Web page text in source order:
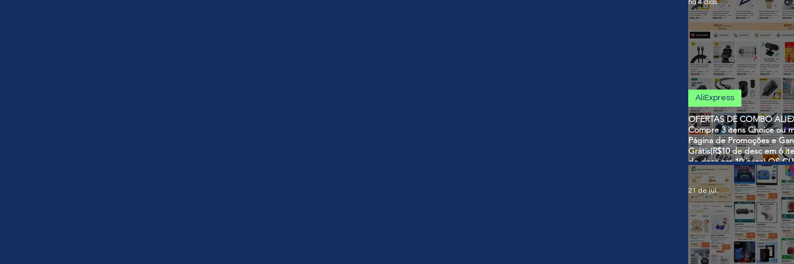
OFERTAS DE COMBO
Compre 3 itens Choice ou
Página de Promoções e
Grátis(R$10 de desc em 6
de desc em 10 itens) OS
SÃO VÁLIDOS NO COMBO
AliExpress
há 4 dias
21 de jul.